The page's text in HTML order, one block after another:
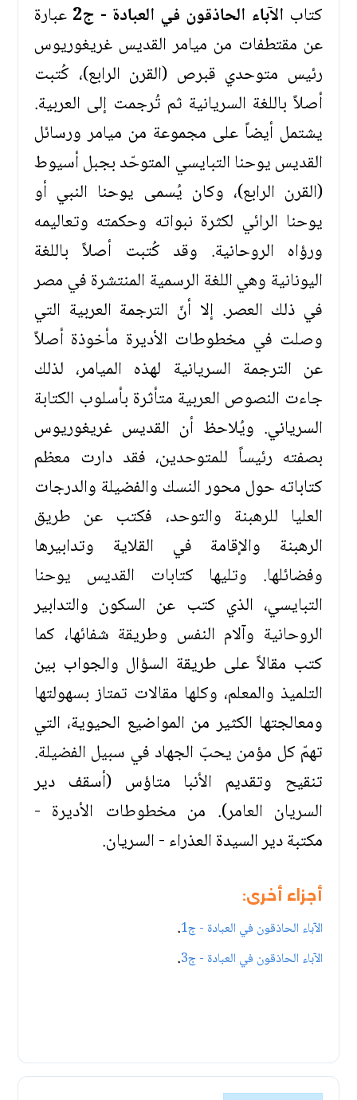
كتاب الآباء الحاذقون في العبادة - ج2 عبارة
عن مقتطفات من ميامر القديس غريغوريوس
رئيس متوحدي قبرص (القرن الرابع)، كُتبت
أصلاً باللغة السريانية ثم تُرجمت إلى العربية.
يشتمل أيضاً على مجموعة من ميامر ورسائل
القديس يوحنا التبايسي المتوحّد بجبل أسيوط
(القرن الرابع)، وكان يُسمى يوحنا النبي أو
يوحنا الرائي لكثرة نبواته وحكمته وتعاليمه
ورؤاه الروحانية. وقد كُتبت أصلاً باللغة
اليونانية وهي اللغة الرسمية المنتشرة في مصر
في ذلك العصر. إلا أنّ الترجمة العربية التي
وصلت في مخطوطات الأديرة مأخوذة أصلاً
عن الترجمة السريانية لهذه الميامر، لذلك
جاءت النصوص العربية متأثرة بأسلوب الكتابة
السرياني. ويُلاحظ أن القديس غريغوريوس
بصفته رئيساً للمتوحدين، فقد دارت معظم
كتاباته حول محور النسك والفضيلة والدرجات
العليا للرهبنة والتوحد، فكتب عن طريق
الرهبنة والإقامة في القلاية وتدابيرها
وفضائلها. وتليها كتابات القديس يوحنا
التبايسي، الذي كتب عن السكون والتدابير
الروحانية وآلام النفس وطريقة شفائها، كما
كتب مقالاً على طريقة السؤال والجواب بين
التلميذ والمعلم، وكلها مقالات تمتاز بسهولتها
ومعالجتها الكثير من المواضيع الحيوية، التي
تهمّ كل مؤمن يحبّ الجهاد في سبيل الفضيلة.
تنقيح وتقديم الأنبا متاؤس (أسقف دير
السريان العامر). من مخطوطات الأديرة -
مكتبة دير السيدة العذراء - السريان.
أجزاء أخرى:
الآباء الحاذقون في العبادة - ج1 .
الآباء الحاذقون في العبادة - ج3 .